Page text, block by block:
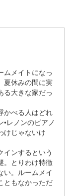
ムメイトになっ
夏休みの間に実
る大きな家だっ
かべる人はどれ
レノンのピアノ
けじゃないけ
インするという
。とりわけ特徴
い。ルームメイ
ともなかっただ